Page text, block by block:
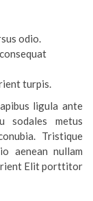
odio.
turpis.
ligula ante
sodales metus
Tristique
aenean nullam
Elit porttitor